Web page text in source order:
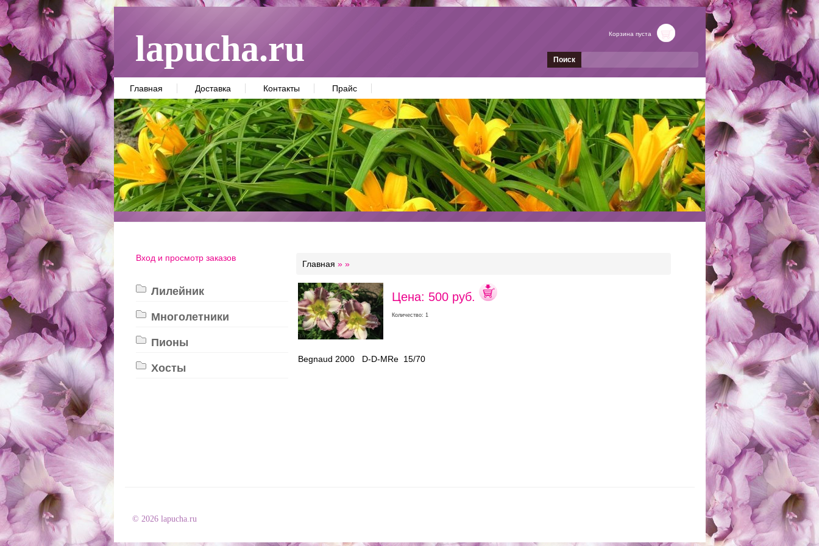
lapucha.ru Корзина пуста
Поиск
Главная Доставка Контакты Прайс
Вход и просмотр заказов
Лилейник
Многолетники
Пионы
Хосты
Главная » »
Цена: 500 руб.
Количество: 1
Begnaud 2000 D-D-MRe 15/70
© 2026 lapucha.ru